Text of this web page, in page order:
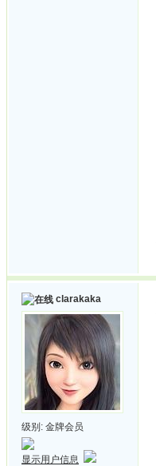
clarakaka
级别: 金牌会员
显示用户信息